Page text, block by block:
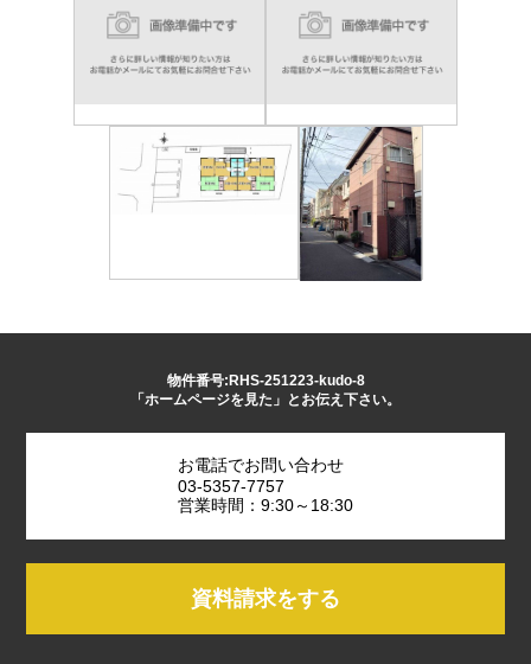
物件番号:RHS-251223-kudo-8
「ホームページを見た」とお伝え下さい。
お電話でお問い合わせ
03-5357-7757
営業時間：9:30～18:30
資料請求をする